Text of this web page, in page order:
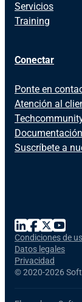
Servicios
Training
Conectar
Ponte en
Atención al
Suscríbete a
©2020-2026
Condiciones de
Datos legales
Privacidad